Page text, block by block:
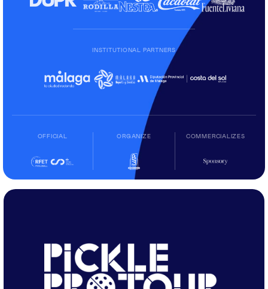
INSTITUTIONAL PARTNERS
OFFICIAL ORGANIZE COMMERCIALIZES